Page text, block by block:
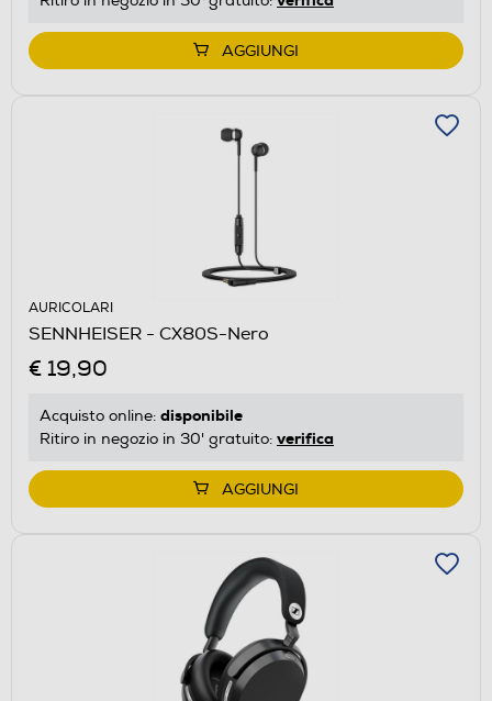
AGGIUNGI
AURICOLARI
SENNHEISER - CX80S-Nero
€ 19,90
Acquisto online: disponibile
Ritiro in negozio in 30' gratuito: verifica
AGGIUNGI